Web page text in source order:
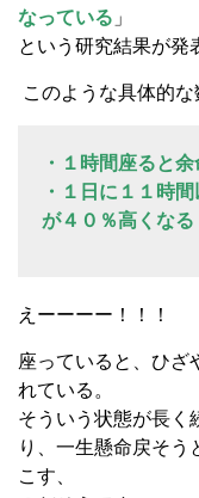
なっている 」
という研究結果が発
このような具体的な
・１時間座ると
・１日に１１時
が４０％高くなる
えーーーー！！！
座っていると、ひざ
れている。
そういう状態が長く
り、一生懸命戻そう
こす、